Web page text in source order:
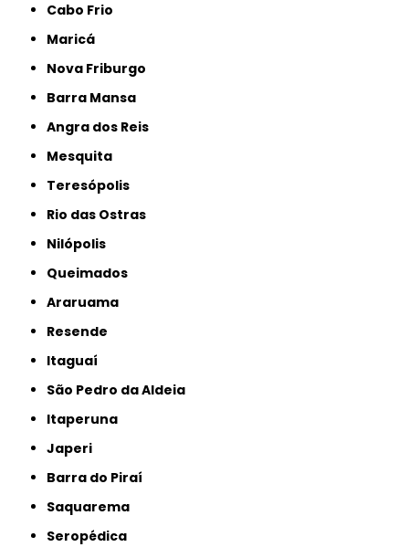
Cabo Frio
Maricá
Nova Friburgo
Barra Mansa
Angra dos Reis
Mesquita
Teresópolis
Rio das Ostras
Nilópolis
Queimados
Araruama
Resende
Itaguaí
São Pedro da Aldeia
Itaperuna
Japeri
Barra do Piraí
Saquarema
Seropédica